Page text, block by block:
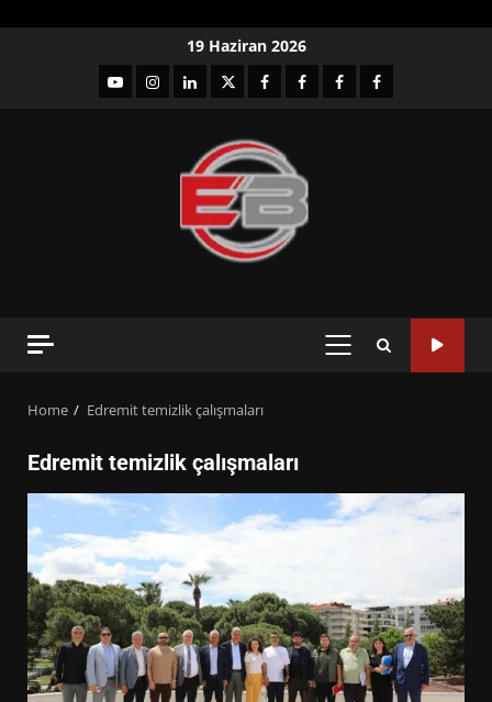
19 Haziran 2026
YouTubeInstagram
LinkedIntwitterfacebook-Facebook-
Facebook-Facebook-
PRIMARY
Home Edremit temizlik çalışmaları
Edremit temizlik çalışmaları